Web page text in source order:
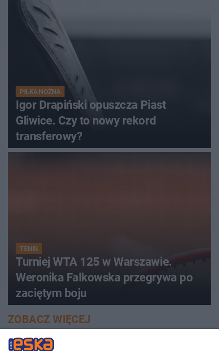
PIŁKA NOŻNA
Igor Drapiński opuszcza Piast
Gliwice. Czy to nowy rekord
transferowy?
TENIS
Turniej WTA 125 w Warszawie.
Weronika Falkowska przegrywa po
zaciętym boju
ZOBACZ WIĘCEJ